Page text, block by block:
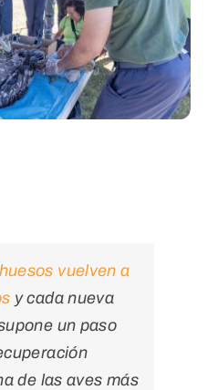
vuelven a
y cada nueva
un paso
de las aves más